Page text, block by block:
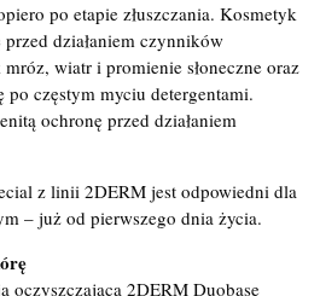
po etapie złuszczania. Kosmetyk
działaniem czynników
wiatr i promienie słoneczne oraz
po częstym myciu detergentami.
ochronę przed działaniem
z linii 2DERM jest odpowiedni dla
– już od pierwszego dnia życia.
oczyszczająca 2DERM Duobase